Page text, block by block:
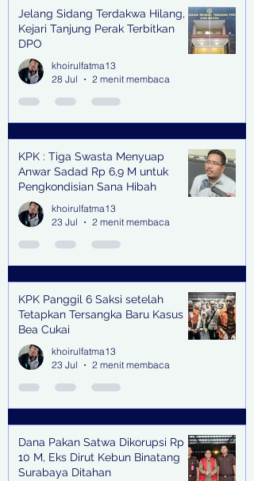
Jelang Sidang Terdakwa Hilang,
Kejari Tanjung Perak Terbitkan
DPO
khoirulfatma13
28 Jul
2 menit membaca
KPK : Tiga Swasta Menyuap
Anwar Sadad Rp 6,9 M untuk
Pengkondisian Sana Hibah
khoirulfatma13
23 Jul
2 menit membaca
KPK Panggil 6 Saksi setelah
Tetapkan Tersangka Baru Kasus
Bea Cukai
khoirulfatma13
23 Jul
2 menit membaca
Dana Pakan Satwa Dikorupsi Rp
10 M, Eks Dirut Kebun Binatang
Surabaya Ditahan